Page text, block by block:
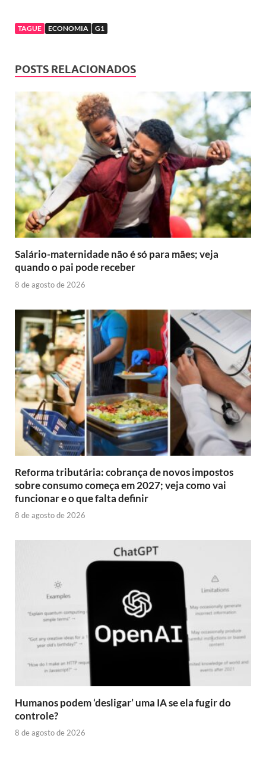
TAGUE ECONOMIA G1
POSTS RELACIONADOS
Salário-maternidade não é só para mães; veja
quando o pai pode receber
8 de agosto de 2026
Reforma tributária: cobrança de novos impostos
sobre consumo começa em 2027; veja como vai
funcionar e o que falta definir
8 de agosto de 2026
Humanos podem ‘desligar’ uma IA se ela fugir do
controle?
8 de agosto de 2026